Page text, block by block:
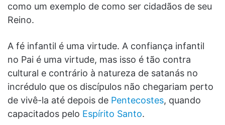
como um exemplo de como ser cidadãos de seu
Reino.
A fé infantil é uma virtude. A confiança infantil
no Pai é uma virtude, mas isso é tão contra
cultural e contrário à natureza de satanás no
incrédulo que os discípulos não chegariam perto
de vivê-la até depois de Pentecostes, quando
capacitados pelo Espírito Santo.